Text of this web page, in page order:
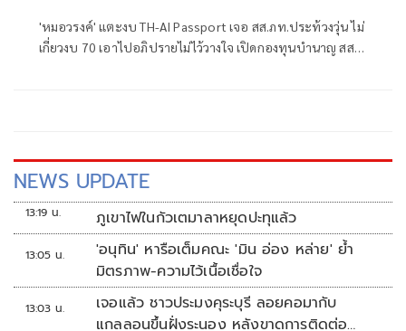
'หมอวรงค์' แตะงบ TH-AI Passport เจอ สส.ภท.ประท้วงวุ่น ไม่
เกี่ยวงบ 70 เอาไปอภิปรายไม่ไว้วางใจ เปิดกองทุนบำนาญ สส.-
NEWS UPDATE
13:19 น. ภูเขาไฟในกัวเตมาลาหยุดปะทุแล้ว
13:05 น.
'อนุทิน' หารือเต็มคณะ 'มิน อ่อง หล่าย' ย้ำ
มิตรภาพ-ความไว้เนื้อเชื่อใจ
13:03 น.
เจอแล้ว ชาวประมงคุระบุรี ลอยคอมากับ
แกลลอนขึ้นฝั่งระนอง หลังขาดการติดต่อ